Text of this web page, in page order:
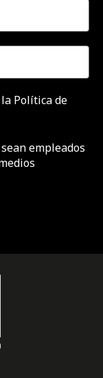
Política de
empleados